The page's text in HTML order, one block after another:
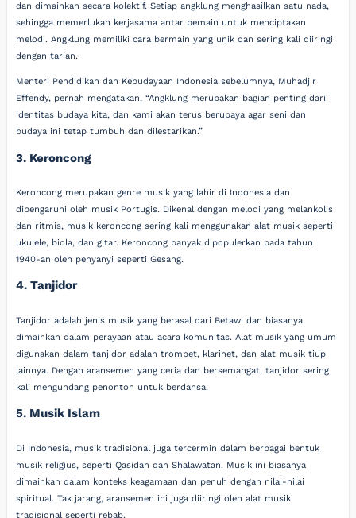
dan dimainkan secara kolektif. Setiap angklung menghasilkan satu nada,
sehingga memerlukan kerjasama antar pemain untuk menciptakan
melodi. Angklung memiliki cara bermain yang unik dan sering kali diiringi
dengan tarian.
Menteri Pendidikan dan Kebudayaan Indonesia sebelumnya, Muhadjir
Effendy, pernah mengatakan, “Angklung merupakan bagian penting dari
identitas budaya kita, dan kami akan terus berupaya agar seni dan
budaya ini tetap tumbuh dan dilestarikan.”
3. Keroncong
Keroncong merupakan genre musik yang lahir di Indonesia dan
dipengaruhi oleh musik Portugis. Dikenal dengan melodi yang melankolis
dan ritmis, musik keroncong sering kali menggunakan alat musik seperti
ukulele, biola, dan gitar. Keroncong banyak dipopulerkan pada tahun
1940-an oleh penyanyi seperti Gesang.
4. Tanjidor
Tanjidor adalah jenis musik yang berasal dari Betawi dan biasanya
dimainkan dalam perayaan atau acara komunitas. Alat musik yang umum
digunakan dalam tanjidor adalah trompet, klarinet, dan alat musik tiup
lainnya. Dengan aransemen yang ceria dan bersemangat, tanjidor sering
kali mengundang penonton untuk berdansa.
5. Musik Islam
Di Indonesia, musik tradisional juga tercermin dalam berbagai bentuk
musik religius, seperti Qasidah dan Shalawatan. Musik ini biasanya
dimainkan dalam konteks keagamaan dan penuh dengan nilai-nilai
spiritual. Tak jarang, aransemen ini juga diiringi oleh alat musik
tradisional seperti rebab.